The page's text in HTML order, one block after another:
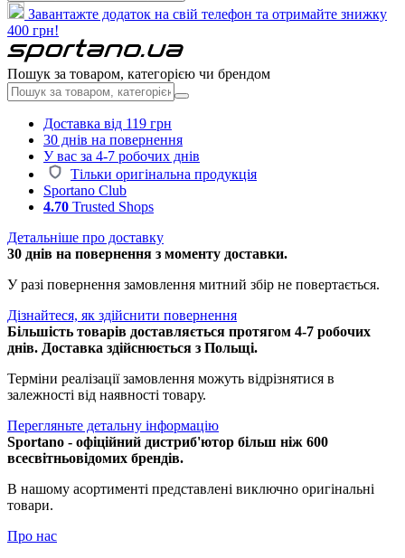
Завантажте додаток на свій телефон та отримайте знижку
400 грн!
Пошук за товаром, категорією чи брендом
Доставка від 119 грн
30 днів на повернення
У вас за 4-7 робочих днів
Тільки оригінальна продукція
Sportano Club
4.70 Trusted Shops
Детальніше про доставку
30 днів на повернення з моменту доставки.
У разі повернення замовлення митний збір не повертається.
Дізнайтеся, як здійснити повернення
Більшість товарів доставляється протягом 4-7 робочих
днів. Доставка здійснюється з Польщі.
Терміни реалізації замовлення можуть відрізнятися в
залежності від наявності товару.
Перегляньте детальну інформацію
Sportano - офіційний дистриб'ютор більш ніж 600
всесвітньовідомих брендів.
В нашому асортименті представлені виключно оригінальні
товари.
Про нас